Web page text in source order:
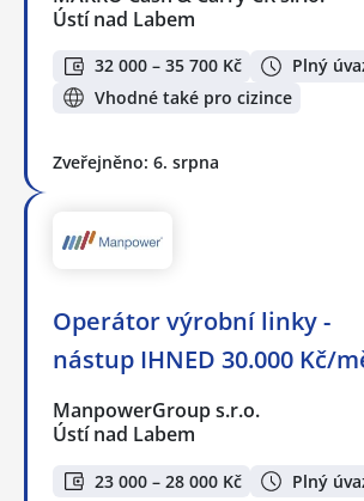
Ústí nad Labem
32 000 – 35 700 Kč
Plný
Vhodné také pro cizince
Zveřejněno: 6. srpna
Operátor výrobní linky -
nástup IHNED 30.000 Kč/
ManpowerGroup s.r.o.
Ústí nad Labem
23 000 – 28 000 Kč Plný